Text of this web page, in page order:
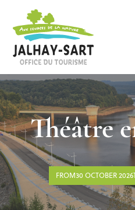
Théâtre
FROM30 OCTOBER